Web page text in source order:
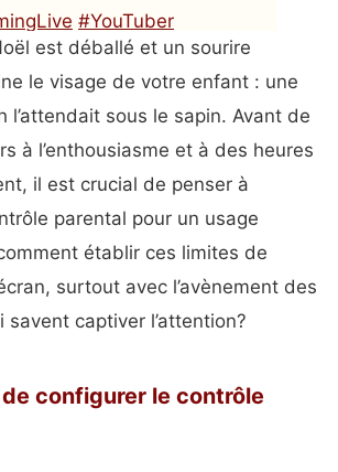
#YouTuber
#liveshow
#GamingSetup
@Retweelgend
BTLnk1vOj3
GAMING (@SteeweMary)
7, 2023
est déballé et un sourire
le visage de votre enfant : une
l’attendait sous le sapin. Avant de
à l’enthousiasme et à des heures
il est crucial de penser à
parental pour un usage
établir ces limites de
surtout avec l’avènement des
savent captiver l’attention?
configurer le contrôle